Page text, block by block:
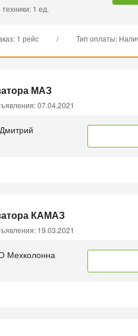
1 ед.
1 рейс / Тип оплаты:
МАЗ
07.04.2021
Дмитрий
КАМАЗ
19.03.2021
Мехколонна